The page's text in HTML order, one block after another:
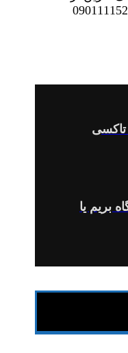
تاکسی
بریم یا